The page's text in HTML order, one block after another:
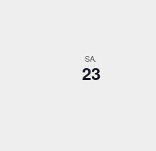
SA.
23